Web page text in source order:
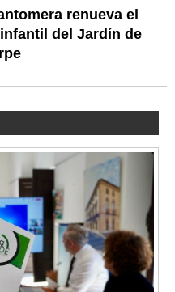
renueva el
del Jardín de